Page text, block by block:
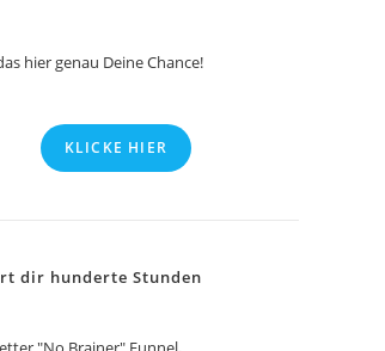
hier genau Deine Chance!
KLICKE HIER
dir hunderte Stunden